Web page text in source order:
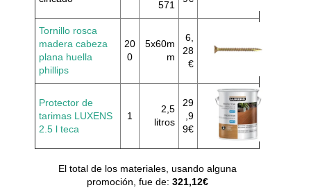
571
Tornillo rosca
madera cabeza
plana huella
phillips
20
0
5x60m
m
6,
28
€
Protector de
tarimas LUXENS
2.5 l teca
1
2,5
litros
29
,9
9€
El total de los materiales, usando alguna
promoción, fue de: 321,12€